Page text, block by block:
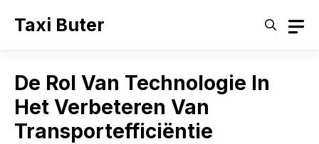
Taxi Buter
De Rol Van Technologie In
Het Verbeteren Van
Transportefficiëntie